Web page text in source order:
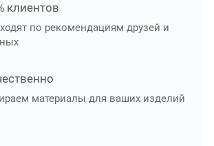
клиентов
по рекомендациям друзей и
материалы для ваших изделий